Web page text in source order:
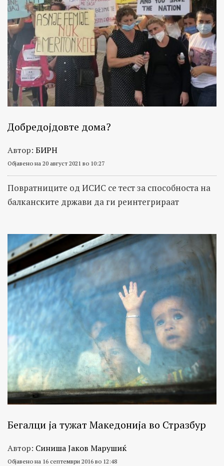
Добредојдовте дома?
Автор: БИРН
Објавено на 20 август 2021 во 10:27
Повратниците од ИСИС се тест за способноста на
балканските држави да ги реинтегрираат
Бегалци ја тужат Македонија во Стразбур
Автор: Синиша Јаков Марушиќ
Објавено на 16 септември 2016 во 12:48